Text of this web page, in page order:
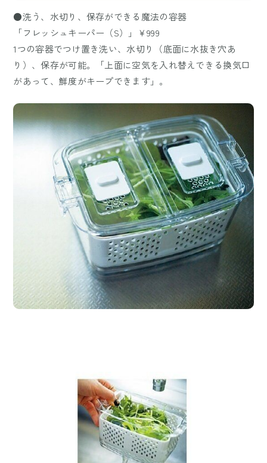
●洗う、水切り、保存ができる魔法の容器
「フレッシュキーパー（S）」￥999
1つの容器でつけ置き洗い、水切り（底面に水抜き穴あ
り）、保存が可能。「上面に空気を入れ替えできる換気口
があって、鮮度がキープできます」。